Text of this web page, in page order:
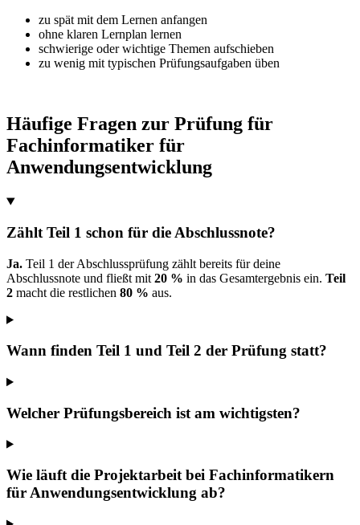
zu spät mit dem Lernen anfangen
ohne klaren Lernplan lernen
schwierige oder wichtige Themen aufschieben
zu wenig mit typischen Prüfungsaufgaben üben
Häufige Fragen zur Prüfung für
Fachinformatiker für
Anwendungsentwicklung
Zählt Teil 1 schon für die Abschlussnote?
Ja. Teil 1 der Abschlussprüfung zählt bereits für deine
Abschlussnote und fließt mit 20 % in das Gesamtergebnis ein. Teil
2 macht die restlichen 80 % aus.
Wann finden Teil 1 und Teil 2 der Prüfung statt?
Welcher Prüfungsbereich ist am wichtigsten?
Wie läuft die Projektarbeit bei Fachinformatikern
für Anwendungsentwicklung ab?